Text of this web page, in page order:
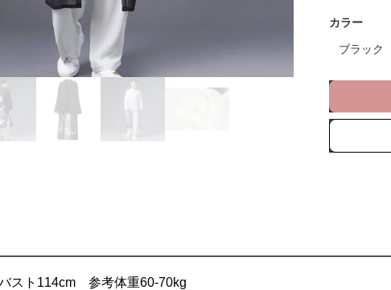
カラー
ブラック
ト114cm 参考体重60-70kg